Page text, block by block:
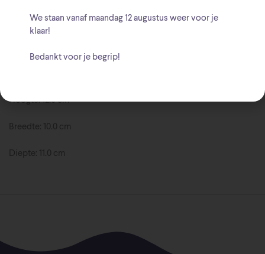
Ontworpen door Jim Shore voor de Disney Traditions collectie.
Hoogte: 12.0 cm
Breedte: 10.0 cm
Diepte: 11.0 cm
We staan vanaf maandag 12 augustus weer voor je
klaar!
Bedankt voor je begrip!